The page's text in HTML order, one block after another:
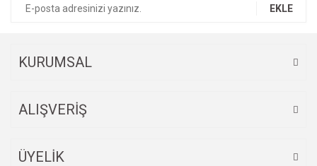
EKLE
KURUMSAL
ALIŞVERİŞ
ÜYELİK